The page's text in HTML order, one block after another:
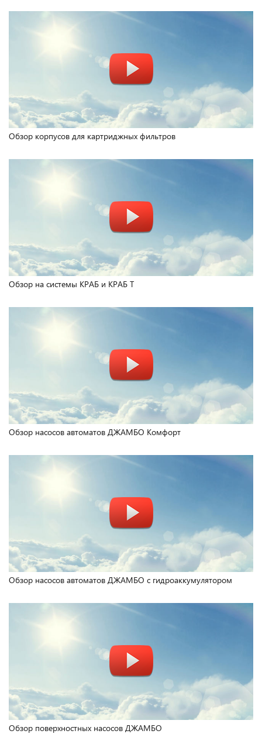
Обзор корпусов для картриджных фильтров
Обзор на системы КРАБ и КРАБ Т
Обзор насосов автоматов ДЖАМБО Комфорт
Обзор насосов автоматов ДЖАМБО с гидроаккумулятором
Обзор поверхностных насосов ДЖАМБО